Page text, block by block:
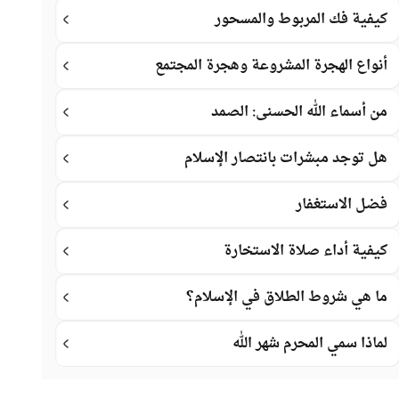
كيفية فك المربوط والمسحور
أنواع الهجرة المشروعة وهجرة المجتمع
من أسماء الله الحسنى: الصمد
هل توجد مبشرات بانتصار الإسلام
فضل الاستغفار
كيفية أداء صلاة الاستخارة
ما هي شروط الطلاق في الإسلام؟
لماذا سمي المحرم شهر الله